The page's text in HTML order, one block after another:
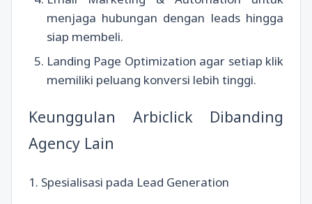
menjaga hubungan dengan leads hingga
siap membeli.
Landing Page Optimization agar setiap klik
memiliki peluang konversi lebih tinggi.
Keunggulan Arbiclick Dibanding
Agency Lain
1. Spesialisasi pada Lead Generation